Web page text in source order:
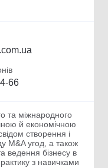
66
та міжнародного
й економічною
створення і
M&A угод, а також
ведення бізнесу в
з навичками